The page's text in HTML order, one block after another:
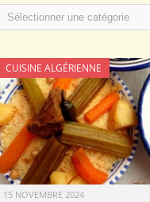
CUISINE ALGÉRIENNE
15 NOVEMBRE 2024